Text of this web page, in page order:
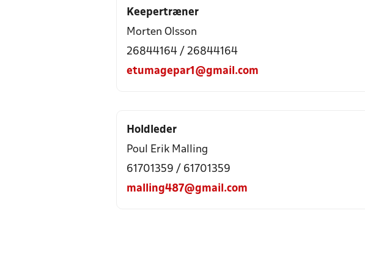
Keepertræner
Morten Olsson
26844164 / 26844164
etumagepar1@gmail.com
Holdleder
Poul Erik Malling
61701359 / 61701359
malling487@gmail.com